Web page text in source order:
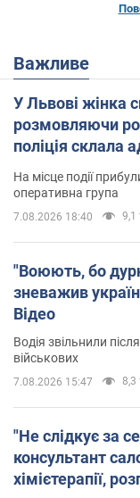
Важливе
У Львові жінка
розмовляючи
поліція склала
На місце події
оперативна група
7.08.2026 18:40 9,1
"Воюють, бо
зневажив
Відео
Водія звільнили
військових
7.08.2026 15:47 8,3
"Не слідкує за
консультант
хімієтерапії,